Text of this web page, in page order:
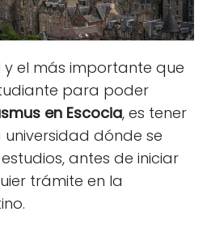
y el más importante que
para poder
en Escocia, es tener
dónde se
antes de iniciar
trámite en la